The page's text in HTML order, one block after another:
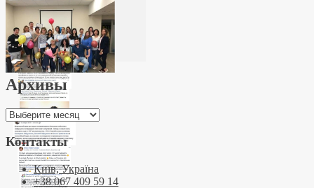
Архивы
Архивы
Контакты
Київ, Україна
+38 067 409 59 14